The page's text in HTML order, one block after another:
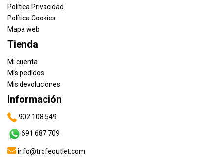
Política Privacidad
Política Cookies
Mapa web
Tienda
Mi cuenta
Mis pedidos
Mis devoluciones
Información
902 108 549
691 687 709
info@trofeoutlet.com